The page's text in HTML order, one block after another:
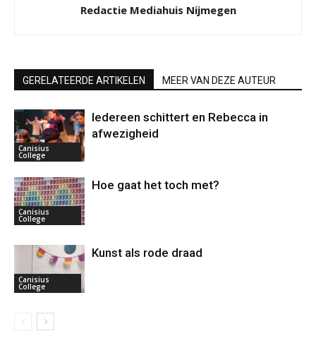
Redactie Mediahuis Nijmegen
GERELATEERDE ARTIKELEN MEER VAN DEZE AUTEUR
Canisius
College
Iedereen schittert en Rebecca in
afwezigheid
Canisius
College
Hoe gaat het toch met?
Canisius
College
Kunst als rode draad